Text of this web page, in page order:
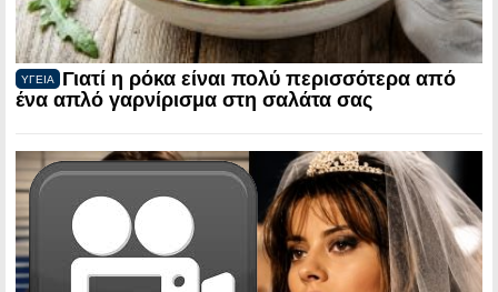
ΥΓΕΙΑ
Γιατί η ρόκα είναι πολύ περισσότερα από
ένα απλό γαρνίρισμα στη σαλάτα σας